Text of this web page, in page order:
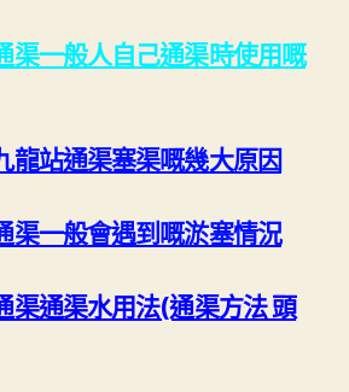
渠一般人自己通渠時使用嘅
龍站通渠塞渠嘅幾大原因
渠一般會遇到嘅淤塞情況
渠通渠水用法(通渠方法 頭